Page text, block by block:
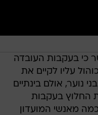
כי בעקבות העובדה
עליו לקיים את
נוער, אולם בינתיים
החלוץ בעקבות
מאנשי המועדון